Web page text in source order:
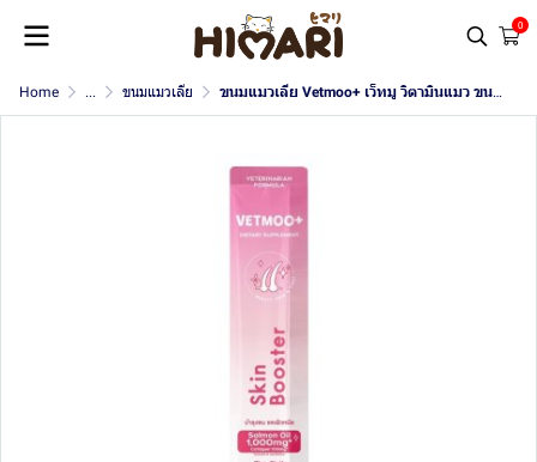
0
Home ... ขนมแมวเลีย ขนมแมวเลีย Vetmoo+ เว็ทมู วิตามินแมว ขนาด 12 กรัม